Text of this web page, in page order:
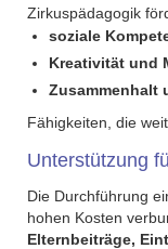
Zirkuspädagogik
soziale
Kreativität und
Zusammenhalt
Fähigkeiten, die
Unterstützung
Die Durchführung
hohen Kosten
Elternbeiträge,